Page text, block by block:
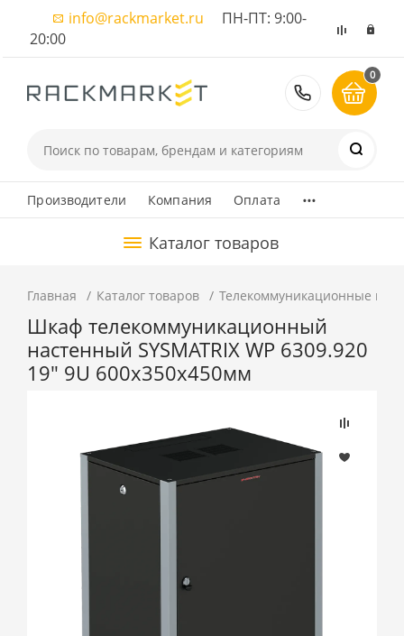
info@rackmarket.ru ПН-ПТ: 9:00-
20:00
8 (495)
0
Производители Компания Оплата ...
Каталог товаров
Главная Каталог товаров Телекоммуникационные
Шкаф телекоммуникационный
настенный SYSMATRIX WP 6309.920
19" 9U 600x350x450мм